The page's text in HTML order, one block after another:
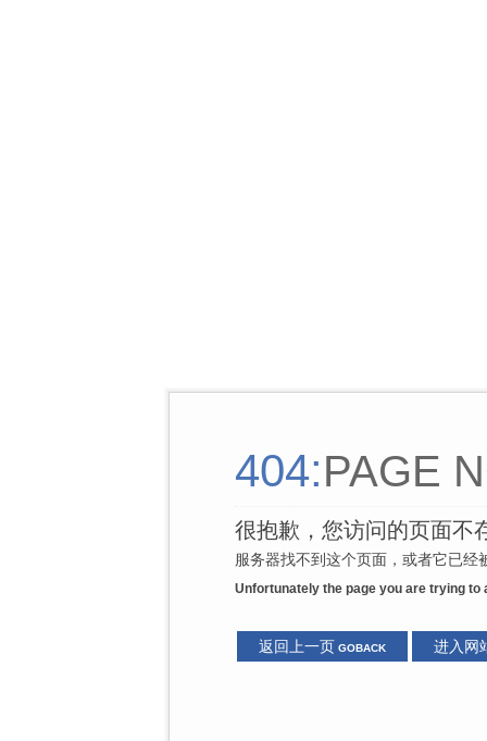
404:PAGE
很抱歉，您访问的页面不
服务器找不到这个页面，或者它已经
Unfortunately the page you are trying
返回上一页 GOBACK 进入网